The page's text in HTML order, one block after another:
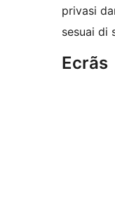
privasi
sesuai di
Ecrãs